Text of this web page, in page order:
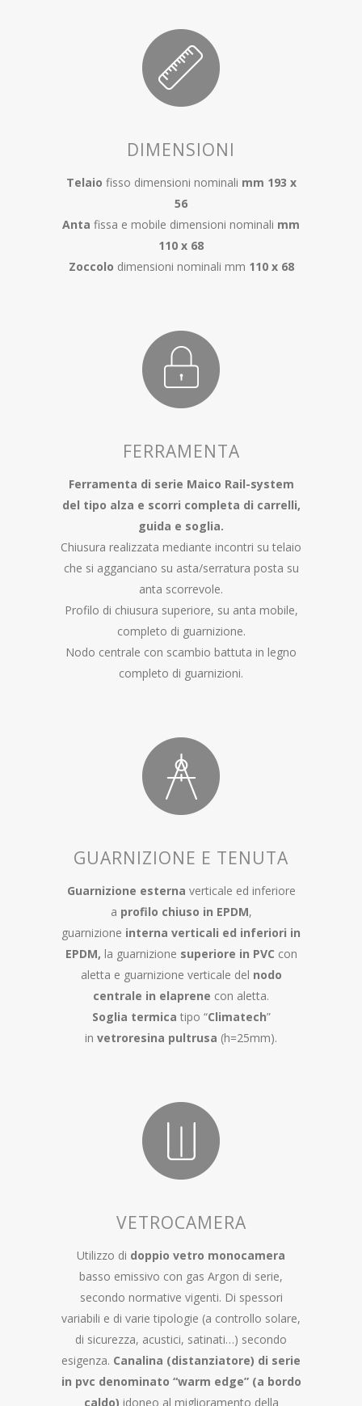
DIMENSIONI
Telaio fisso dimensioni nominali mm 193 x
56
Anta fissa e mobile dimensioni nominali mm
110 x 68
Zoccolo dimensioni nominali mm 110 x 68
FERRAMENTA
Ferramenta di serie Maico Rail-system
del tipo alza e scorri completa di carrelli,
guida e soglia.
Chiusura realizzata mediante incontri su telaio
che si agganciano su asta/serratura posta su
anta scorrevole.
Profilo di chiusura superiore, su anta mobile,
completo di guarnizione.
Nodo centrale con scambio battuta in legno
completo di guarnizioni.
GUARNIZIONE E TENUTA
Guarnizione esterna verticale ed inferiore
a profilo chiuso in EPDM,
guarnizione interna verticali ed inferiori in
EPDM, la guarnizione superiore in PVC con
aletta e guarnizione verticale del nodo
centrale in elaprene con aletta.
Soglia termica tipo “Climatech”
in vetroresina pultrusa (h=25mm).
VETROCAMERA
Utilizzo di doppio vetro monocamera
basso emissivo con gas Argon di serie,
secondo normative vigenti. Di spessori
variabili e di varie tipologie (a controllo solare,
di sicurezza, acustici, satinati…) secondo
esigenza. Canalina (distanziatore) di serie
in pvc denominato “warm edge” (a bordo
caldo) idoneo al miglioramento della